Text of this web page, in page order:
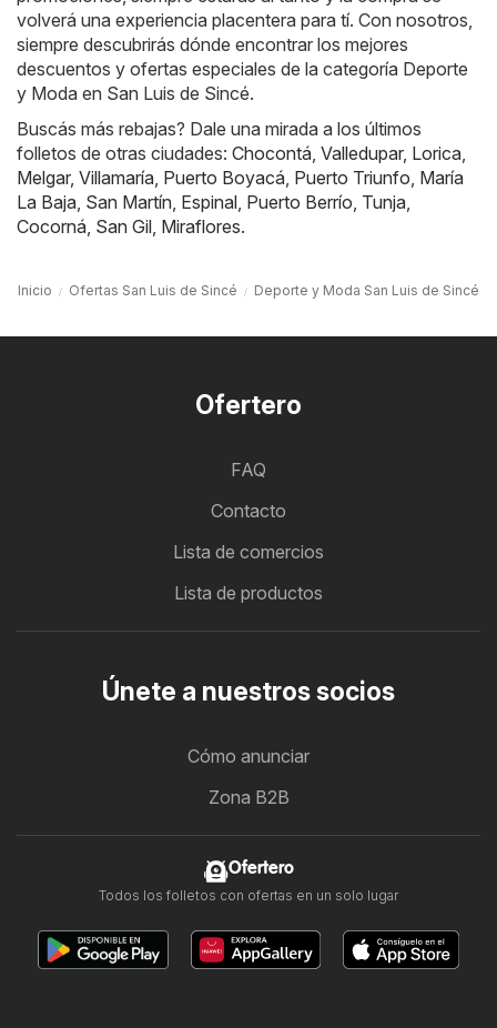
volverá una experiencia placentera para tí. Con nosotros,
siempre descubrirás dónde encontrar los mejores
descuentos y ofertas especiales de la categoría Deporte
y Moda en San Luis de Sincé.
Buscás más rebajas? Dale una mirada a los últimos
folletos de otras ciudades: Chocontá, Valledupar, Lorica,
Melgar, Villamaría, Puerto Boyacá, Puerto Triunfo, María
La Baja, San Martín, Espinal, Puerto Berrío, Tunja,
Cocorná, San Gil, Miraflores.
Inicio Ofertas San Luis de Sincé Deporte y Moda San Luis de Sincé
Ofertero
FAQ
Contacto
Lista de comercios
Lista de productos
Únete a nuestros socios
Cómo anunciar
Zona B2B
Ofertero
Todos los folletos con ofertas en un solo lugar